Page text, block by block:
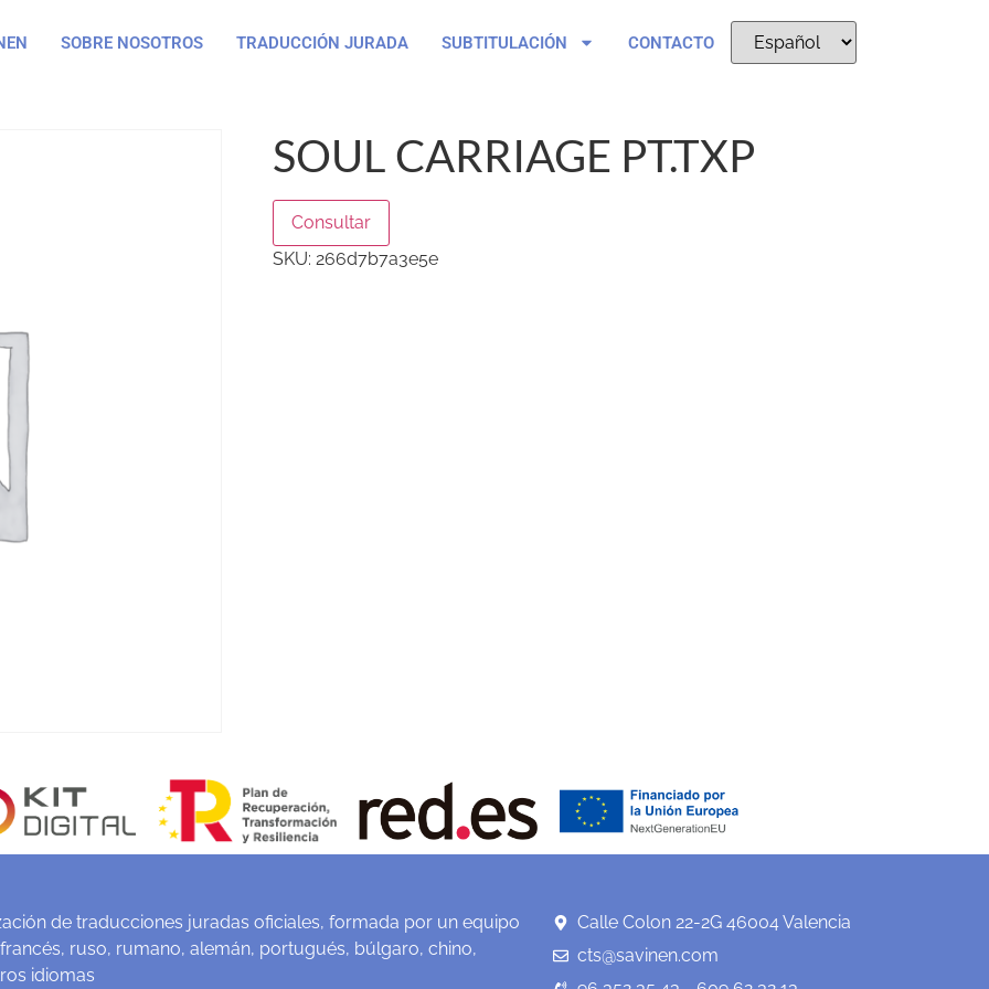
SOBRE NOSOTROS TRADUCCIÓN JURADA SUBTITULACIÓN CONTACTO
SOUL CARRIAGE PT.TXP
Consultar
SKU: 266d7b7a3e5e
de traducciones juradas oficiales, formada por un equipo
ruso, rumano, alemán, portugués, búlgaro, chino,
idiomas
Calle Colon 22-2G 46004 Valencia
cts@savinen.com